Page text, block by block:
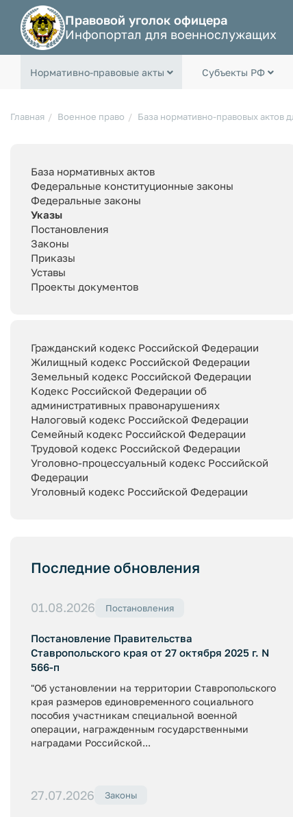
Правовой уголок офицера
Инфопортал для военнослужащих
Нормативно-правовые акты Субъекты РФ
Главная Военное право База нормативно-правовых актов
База нормативных актов
Федеральные конституционные законы
Федеральные законы
Указы
Постановления
Законы
Приказы
Уставы
Проекты документов
Гражданский кодекс Российской Федерации
Жилищный кодекс Российской Федерации
Земельный кодекс Российской Федерации
Кодекс Российской Федерации об
административных правонарушениях
Налоговый кодекс Российской Федерации
Семейный кодекс Российской Федерации
Трудовой кодекс Российской Федерации
Уголовно-процессуальный кодекс Российской
Федерации
Уголовный кодекс Российской Федерации
Последние обновления
01.08.2026 Постановления
Постановление Правительства
Ставропольского края от 27 октября 2025 г. N
566-п
"Об установлении на территории Ставропольского
края размеров единовременного социального
пособия участникам специальной военной
операции, награжденным государственными
наградами Российской...
27.07.2026 Законы